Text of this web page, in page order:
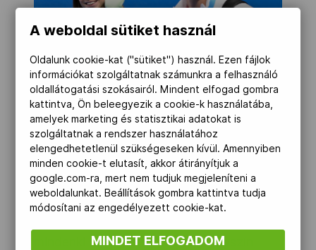
MTI/Illyés Tibor
A konkrét versenyhelyszínről elmesélte,
hogy az uszoda szép, a fények jók, a
vízmélység más picit, hiszen a versenyzők
megszokták, hogy mélyebb a víz, itt
mindenki elégedett a versenyhelyszín
A weboldal sütiket használ
Oldalunk cookie-kat ("sütiket") használ. Ezen fájlok
információkat szolgáltatnak számunkra a felhasználó
oldallátogatási szokásairól. Mindent elfogad gombra
kattintva, Ön beleegyezik a cookie-k használatába,
amelyek marketing és statisztikai adatokat is
szolgáltatnak a rendszer használatához
elengedhetetlenül szükségeseken kívül. Amennyiben
minden cookie-t elutasít, akkor átirányítjuk a
google.com-ra, mert nem tudjuk megjeleníteni a
weboldalunkat. Beállítások gombra kattintva tudja
módosítani az engedélyezett cookie-kat.
MINDET ELFOGADOM